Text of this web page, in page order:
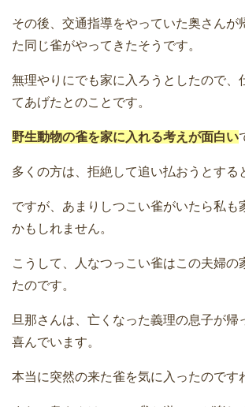
その後、交通指導をやっていた奥さんが
た同じ雀がやってきたそうです。
無理やりにでも家に入ろうとしたので、
てあげたとのことです。
野生動物の雀を家に入れる考えが面白い
多くの方は、拒絶して追い払おうとする
ですが、あまりしつこい雀がいたら私も
かもしれません。
こうして、人なつっこい雀はこの夫婦の
たのです。
旦那さんは、亡くなった義理の息子が帰
喜んでいます。
本当に突然の来た雀を気に入ったのです